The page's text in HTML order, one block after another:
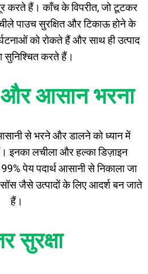
करते हैं। काँच के विपरीत, जो टूटकर
पाउच सुरक्षित और टिकाऊ होने के
को रोकते हैं और साथ ही उत्पाद
करते हैं।
आसान भरना
से भरने और डालने को ध्यान में
इनका लचीला और हल्का डिज़ाइन
पेय पदार्थ आसानी से निकाला जा
जैसे उत्पादों के लिए आदर्श बन जाते
हैं।
सुरक्षा